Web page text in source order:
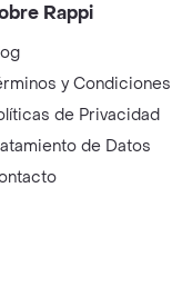
Rappi
y Condiciones
de Privacidad
de Datos